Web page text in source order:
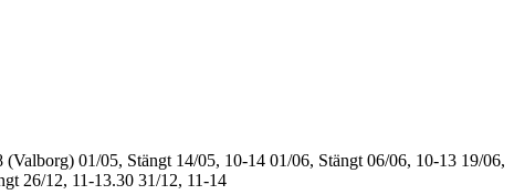
(Valborg) 01/05, Stängt 14/05, 10-14 01/06, Stängt 06/06, 10-13 19/06,
26/12, 11-13.30 31/12, 11-14